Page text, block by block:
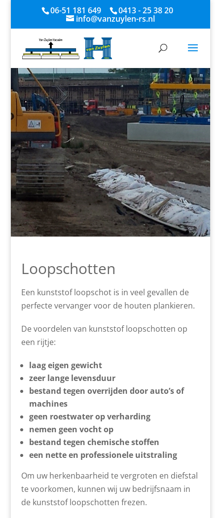
06-51 181 649 0413 - 25 38 20
info@vanzuylen-rs.nl
Loopschotten
Een kunststof loopschot is in veel gevallen de
perfecte vervanger voor de houten plankieren.
De voordelen van kunststof loopschotten op
een rijtje:
laag eigen gewicht
zeer lange levensduur
bestand tegen overrijden door auto’s of
machines
geen roestwater op verharding
nemen geen vocht op
bestand tegen chemische stoffen
een nette en professionele uitstraling
Om uw herkenbaarheid te vergroten en diefstal
te voorkomen, kunnen wij uw bedrijfsnaam in
de kunststof loopschotten frezen.